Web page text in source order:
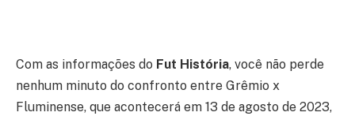
Com as informações do Fut História, você não perde
nenhum minuto do confronto entre Grêmio x
Fluminense, que acontecerá em 13 de agosto de 2023,